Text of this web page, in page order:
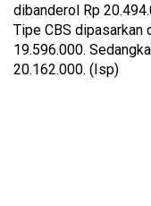
dibanderol Rp
Tipe CBS dipasarkan
19.596.000.
20.162.000. (Isp)